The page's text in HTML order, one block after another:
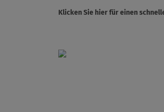
Klicken Sie hier für einen